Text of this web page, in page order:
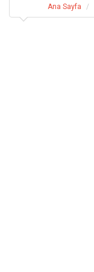
Ana Sayfa